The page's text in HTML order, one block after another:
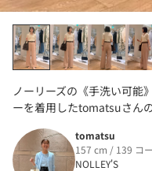
ノーリーズの《手洗い可能
ーを着用したtomatsuさん
tomatsu
157 cm / 139 コ
NOLLEY'S